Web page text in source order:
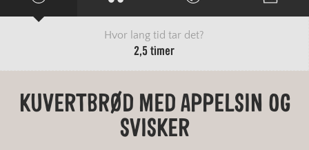
Hvor lang tid tar det?
2,5 timer
KUVERTBRØD MED APPELSIN OG
SVISKER